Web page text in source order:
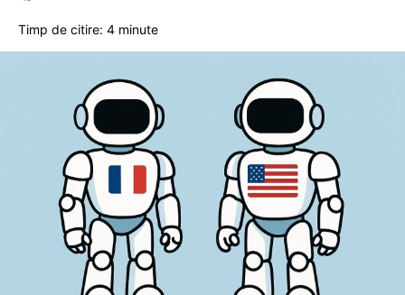
Timp de citire: 4 minute